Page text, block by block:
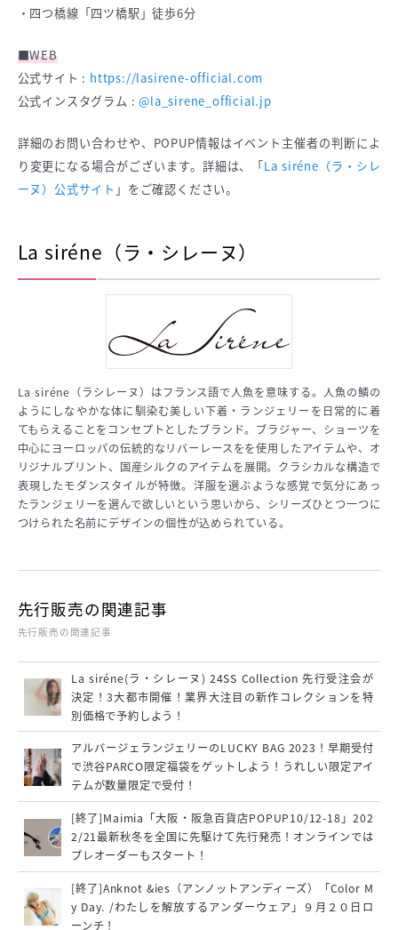
・四つ橋線「四ツ橋駅」徒歩6分
■WEB
公式サイト : https://lasirene-official.com
公式インスタグラム :@la_sirene_official.jp
詳細のお問い合わせや、POPUP情報はイベント主催者の判断によ
り変更になる場合がございます。詳細は、「La siréne（ラ・シレ
ーヌ）公式サイト 」をご確認ください。
La siréne（ラ・シレーヌ）
La siréne（ラシレーヌ）はフランス語で人魚を意味する。人魚の鱗の
ようにしなやかな体に馴染む美しい下着・ランジェリーを日常的に着
てもらえることをコンセプトとしたブランド。ブラジャー、ショーツを
中心にヨーロッパの伝統的なリバーレースをを使用したアイテムや、オ
リジナルプリント、国産シルクのアイテムを展開。クラシカルな構造で
表現したモダンスタイルが特徴。洋服を選ぶような感覚で気分にあっ
たランジェリーを選んで欲しいという思いから、シリーズひとつ一つに
つけられた名前にデザインの個性が込められている。
先行販売の関連記事
先行販売の関連記事
La siréne(ラ・シレーヌ) 24SS Collection 先行受注会が
決定！3大都市開催！業界大注目の新作コレクションを特
別価格で予約しよう！
アルバージェランジェリーのLUCKY BAG 2023！早期受付
で渋谷PARCO限定福袋をゲットしよう！うれしい限定アイ
テムが数量限定で受付！
[終了]Maimia「大阪・阪急百貨店POPUP10/12-18」202
2/21最新秋冬を全国に先駆けて先行発売！オンラインでは
プレオーダーもスタート！
[終了]Anknot &ies（アンノットアンディーズ）「Color M
y Day. /わたしを解放するアンダーウェア」９月２０日ロ
ーンチ！